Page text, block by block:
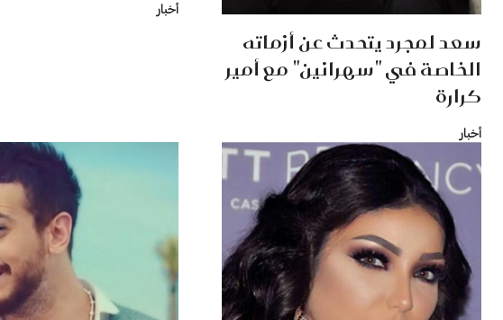
سعد لمجرد يتحدث عن أزماته
الخاصة في "سهرانين" مع أمير
كرارة
أخبار
أخبار